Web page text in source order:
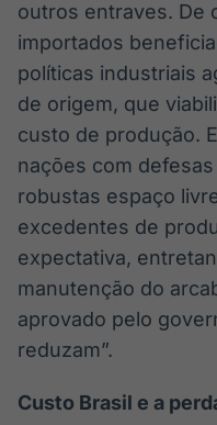
outros entraves. De
importados
políticas industriais
de origem, que
custo de produção.
nações com
robustas espaço
excedentes de
expectativa,
manutenção do
aprovado pelo
reduzam”.
Custo Brasil e a